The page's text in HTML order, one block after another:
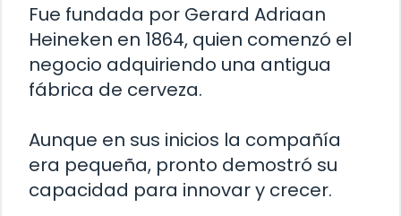
Fue fundada por Gerard Adriaan
Heineken en 1864, quien comenzó el
negocio adquiriendo una antigua
fábrica de cerveza.
Aunque en sus inicios la compañía
era pequeña, pronto demostró su
capacidad para innovar y crecer.